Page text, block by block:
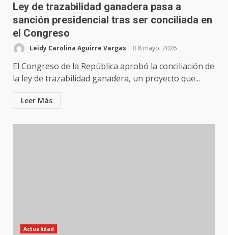
Ley de trazabilidad ganadera pasa a
sanción presidencial tras ser conciliada en
el Congreso
Leidy Carolina Aguirre Vargas 8 mayo, 2026
El Congreso de la República aprobó la conciliación de
la ley de trazabilidad ganadera, un proyecto que...
Leer Más
Actualidad